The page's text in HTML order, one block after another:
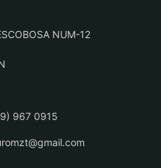
NUM-12
967 0915